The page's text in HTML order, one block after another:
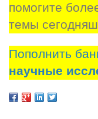
помогите
темы
Пополнить
научные